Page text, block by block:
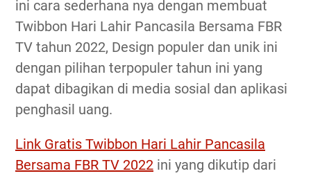
ini cara sederhana nya dengan membuat
Twibbon Hari Lahir Pancasila Bersama FBR
TV tahun 2022, Design populer dan unik ini
dengan pilihan terpopuler tahun ini yang
dapat dibagikan di media sosial dan aplikasi
penghasil uang.
Link Gratis Twibbon Hari Lahir Pancasila
Bersama FBR TV 2022 ini yang dikutip dari